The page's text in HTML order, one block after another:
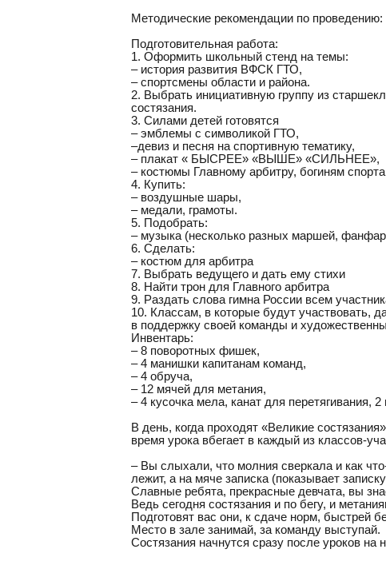
Методические рекомендации по проведению:
Подготовительная работа:
1. Оформить школьный стенд на темы:
– история развития ВФСК ГТО,
– спортсмены области и района.
2. Выбрать инициативную группу из
состязания.
3. Силами детей готовятся
– эмблемы с символикой ГТО,
–девиз и песня на спортивную тематику,
– плакат « БЫСРЕЕ» «ВЫШЕ» «СИЛЬНЕЕ»,
– костюмы Главному арбитру, богиням
4. Купить:
– воздушные шары,
– медали, грамоты.
5. Подобрать:
– музыка (несколько разных маршей,
6. Сделать:
– костюм для арбитра
7. Выбрать ведущего и дать ему стихи
8. Найти трон для Главного арбитра
9. Раздать слова гимна России всем
10. Классам, в которые будут участвовать,
в поддержку своей команды и
Инвентарь:
– 8 поворотных фишек,
– 4 манишки капитанам команд,
– 4 обруча,
– 12 мячей для метания,
– 4 кусочка мела, канат для перетягивания,
В день, когда проходят «Великие
время урока вбегает в каждый из классов-
– Вы слыхали, что молния сверкала и как
лежит, а на мяче записка (показывает
Славные ребята, прекрасные девчата, вы
Ведь сегодня состязания и по бегу, и
Подготовят вас они, к сдаче норм, быстрей
Место в зале занимай, за команду выступай.
Состязания начнутся сразу после уроков на